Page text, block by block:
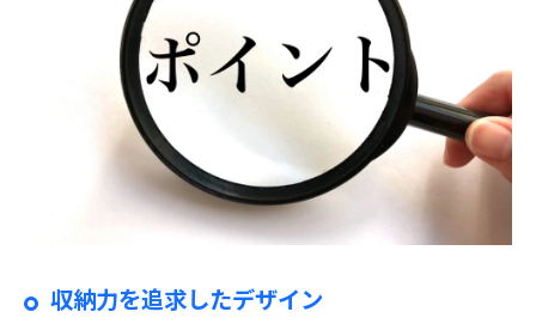
収納力を追求したデザイン